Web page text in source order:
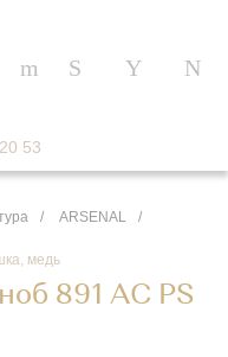
53
/ ARSENAL
/
медь
891 AC PS